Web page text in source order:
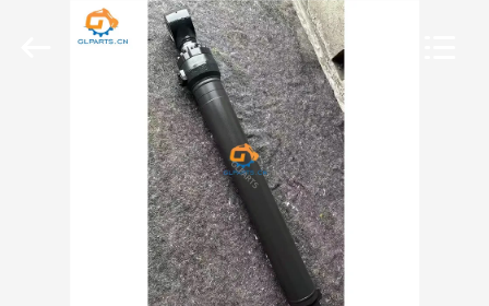
PRODUITS